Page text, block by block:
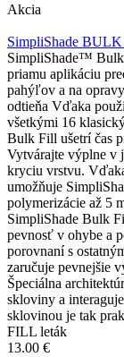
Akcia
SimpliShade
SimpliShade™
priamu aplikáciu
pahýľov a na
odtieňa Vďaka
všetkými 16
Bulk Fill ušetrí čas
Vytvárajte výplne v
kryciu vrstvu.
umožňuje
polymerizácie až 5
SimpliShade Bulk
pevnosť v ohybe a
porovnaní s
zaručuje pevnejšie
Špeciálna
skloviny a
sklovinou je tak
FILL leták
13.00 €